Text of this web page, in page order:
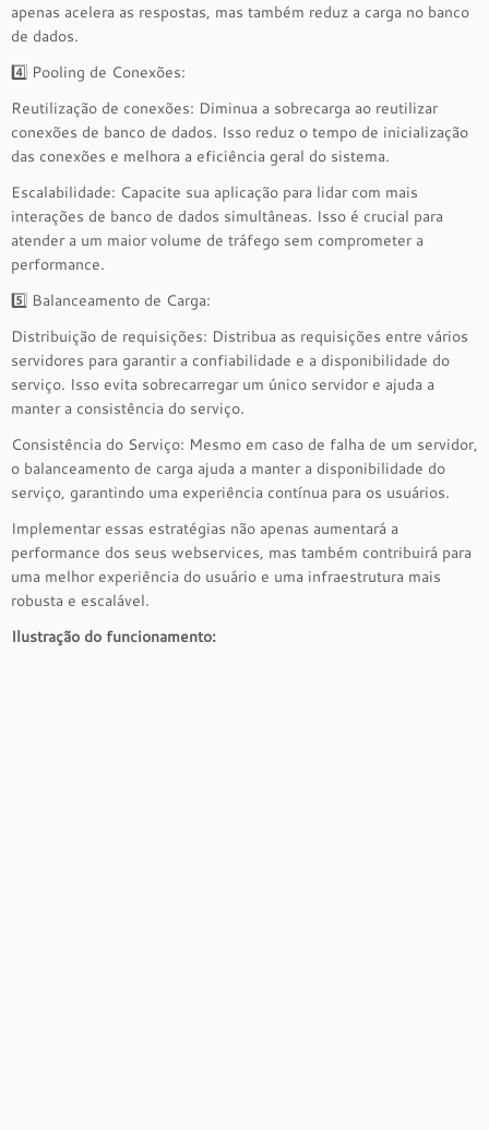
apenas acelera as respostas, mas também reduz a carga no banco
de dados.
4️⃣ Pooling de Conexões:
Reutilização de conexões: Diminua a sobrecarga ao reutilizar
conexões de banco de dados. Isso reduz o tempo de inicialização
das conexões e melhora a eficiência geral do sistema.
Escalabilidade: Capacite sua aplicação para lidar com mais
interações de banco de dados simultâneas. Isso é crucial para
atender a um maior volume de tráfego sem comprometer a
performance.
5️⃣ Balanceamento de Carga:
Distribuição de requisições: Distribua as requisições entre vários
servidores para garantir a confiabilidade e a disponibilidade do
serviço. Isso evita sobrecarregar um único servidor e ajuda a
manter a consistência do serviço.
Consistência do Serviço: Mesmo em caso de falha de um servidor,
o balanceamento de carga ajuda a manter a disponibilidade do
serviço, garantindo uma experiência contínua para os usuários.
Implementar essas estratégias não apenas aumentará a
performance dos seus webservices, mas também contribuirá para
uma melhor experiência do usuário e uma infraestrutura mais
robusta e escalável.
Ilustração do funcionamento: